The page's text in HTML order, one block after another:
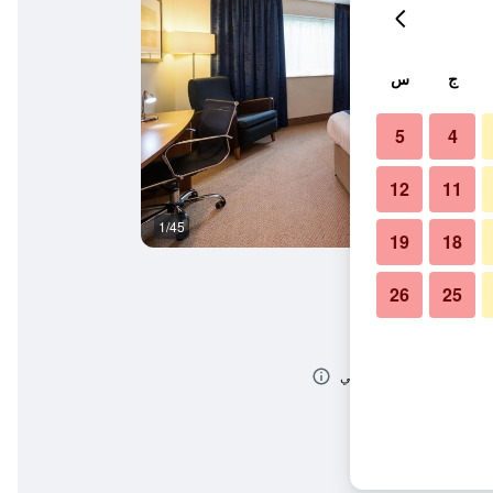
1/45
وس بي ري ي مٓي ايتش جي
ج س
4
5
11
12
18
19
25
26